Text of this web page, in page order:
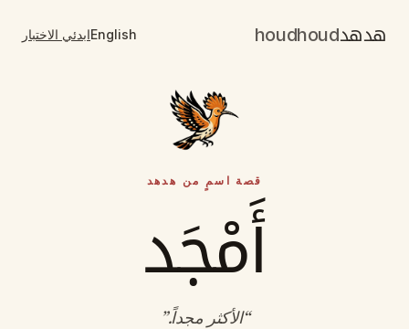
هدهدhoudhoud
Englishابدئي الاختبار
قصة اسمٍ من هدهد
أَمْجَد
“الأكثر مجداً.”